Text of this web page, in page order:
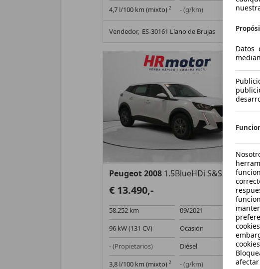
4,7 l/100 km (mixto) 2 - (g/km)
Vendedor, ES-30161 Llano de Brujas
Peugeot 2008 1.5BlueHDi S&S Allure EAT8 130
€ 13.490,-
58.252 km
09/2021
96 kW (131 CV)
Ocasión
- (Propietarios)
Diésel
3,8 l/100 km (mixto) 2 - (g/km)
Datos